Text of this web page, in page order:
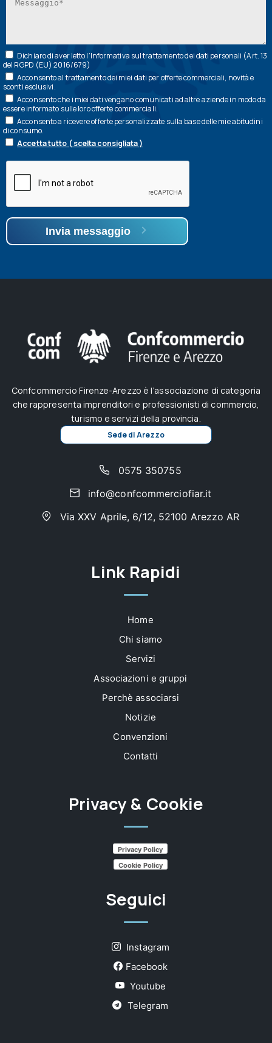
Dichiaro di aver letto l’Informativa sul trattamento dei dati personali (Art. 13
del RGPD (EU) 2016/679)
Acconsento al trattamento dei miei dati per offerte commerciali, novità e
sconti esclusivi.
Acconsento che i miei dati vengano comunicati ad altre aziende in modo da
essere informato sulle loro offerte commerciali.
Acconsento a ricevere offerte personalizzate sulla base delle mie abitudini
di consumo.
Accetta tutto ( scelta consigliata )
Invia messaggio
Confcommercio Firenze-Arezzo è l’associazione di categoria
che rappresenta imprenditori e professionisti di commercio,
turismo e servizi della provincia.
Sede di Arezzo
0575 350755
info@confcommerciofiar.it
Via XXV Aprile, 6/12, 52100 Arezzo AR
Link Rapidi
Home
Chi siamo
Servizi
Associazioni e gruppi
Perchè associarsi
Notizie
Convenzioni
Contatti
Privacy & Cookie
Privacy Policy
Cookie Policy
Seguici
Instagram
Facebook
Youtube
Telegram